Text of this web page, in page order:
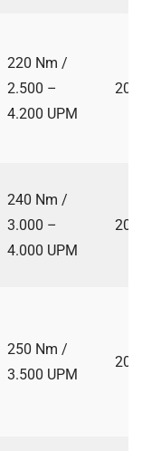
220 Nm /
2.500 –
4.200 UPM
240 Nm /
3.000 –
4.000 UPM
250 Nm /
3.500 UPM